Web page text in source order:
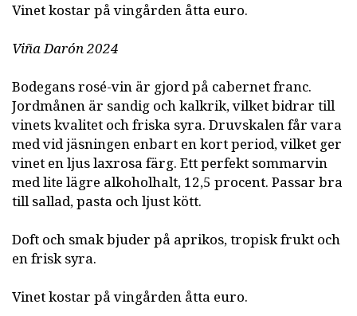
Vinet kostar på vingården åtta euro.
Viña Darón 2024
Bodegans rosé-vin är gjord på cabernet franc.
Jordmånen är sandig och kalkrik, vilket bidrar till
vinets kvalitet och friska syra. Druvskalen får vara
med vid jäsningen enbart en kort period, vilket ger
vinet en ljus laxrosa färg. Ett perfekt sommarvin
med lite lägre alkoholhalt, 12,5 procent. Passar bra
till sallad, pasta och ljust kött.
Doft och smak bjuder på aprikos, tropisk frukt och
en frisk syra.
Vinet kostar på vingården åtta euro.